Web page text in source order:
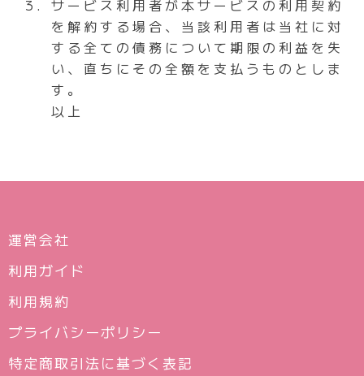
サービス利用者が本サービスの利用契約
を解約する場合、当該利用者は当社に対
する全ての債務について期限の利益を失
い、直ちにその全額を支払うものとしま
す。
以上
運営会社
利用ガイド
利用規約
プライバシーポリシー
特定商取引法に基づく表記